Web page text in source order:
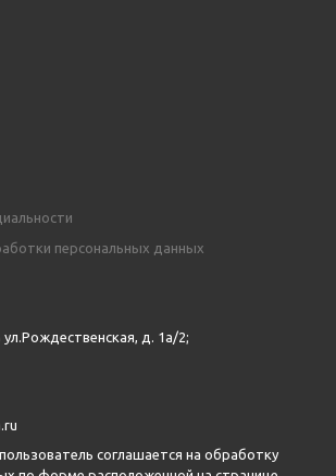
персональных данных
ул.Рождественская, д. 1а/2;
соглашается на обработку